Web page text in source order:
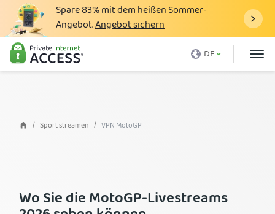
Spare83%mit dem heißen Sommer-
Angebot.Angebot sichern
DE
Was ist ein VPN
Warum PIA?
VPN-Vorteile
Blog
Sport streamen VPN MotoGP
Wo Sie die MotoGP-Livestreams